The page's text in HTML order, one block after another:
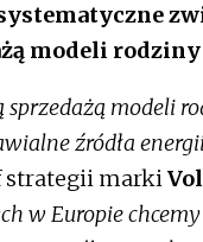
modeli
sprzedażą modeli
źródła
strategii marki
w Europie